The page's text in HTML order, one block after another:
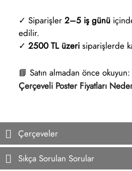
✓ Siparişler 2–5 iş günü
edilir.
✓ 2500 TL üzeri siparişlerde
📘 Satın almadan önce okuyun:
Çerçeveli Poster Fiyatları
Çerçeveler
Sıkça Sorulan Sorular